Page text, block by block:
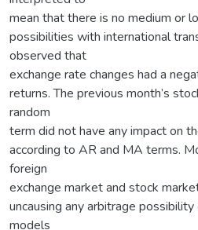
mean that there is no medium or
possibilities with international
observed that
exchange rate changes had a
returns. The previous month’s
random
term did not have any impact on
according to AR and MA terms.
foreign
exchange market and stock
uncausing any arbitrage
models